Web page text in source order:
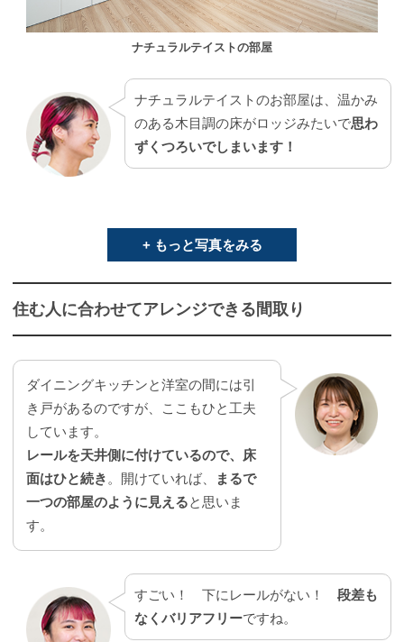
ナチュラルテイストの部屋
ナチュラルテイストのお部屋は、温かみ
のある木目調の床がロッジみたいで思わ
ずくつろいでしまいます！
+ もっと写真をみる
住む人に合わせてアレンジできる間取り
ダイニングキッチンと洋室の間には引
き戸があるのですが、ここもひと工夫
しています。
レールを天井側に付けているので、床
面はひと続き 。開けていれば、
まるで
一つの部屋のように見えると思いま
す。
すごい！ 下にレールがない！ 段差も
なくバリアフリーですね。